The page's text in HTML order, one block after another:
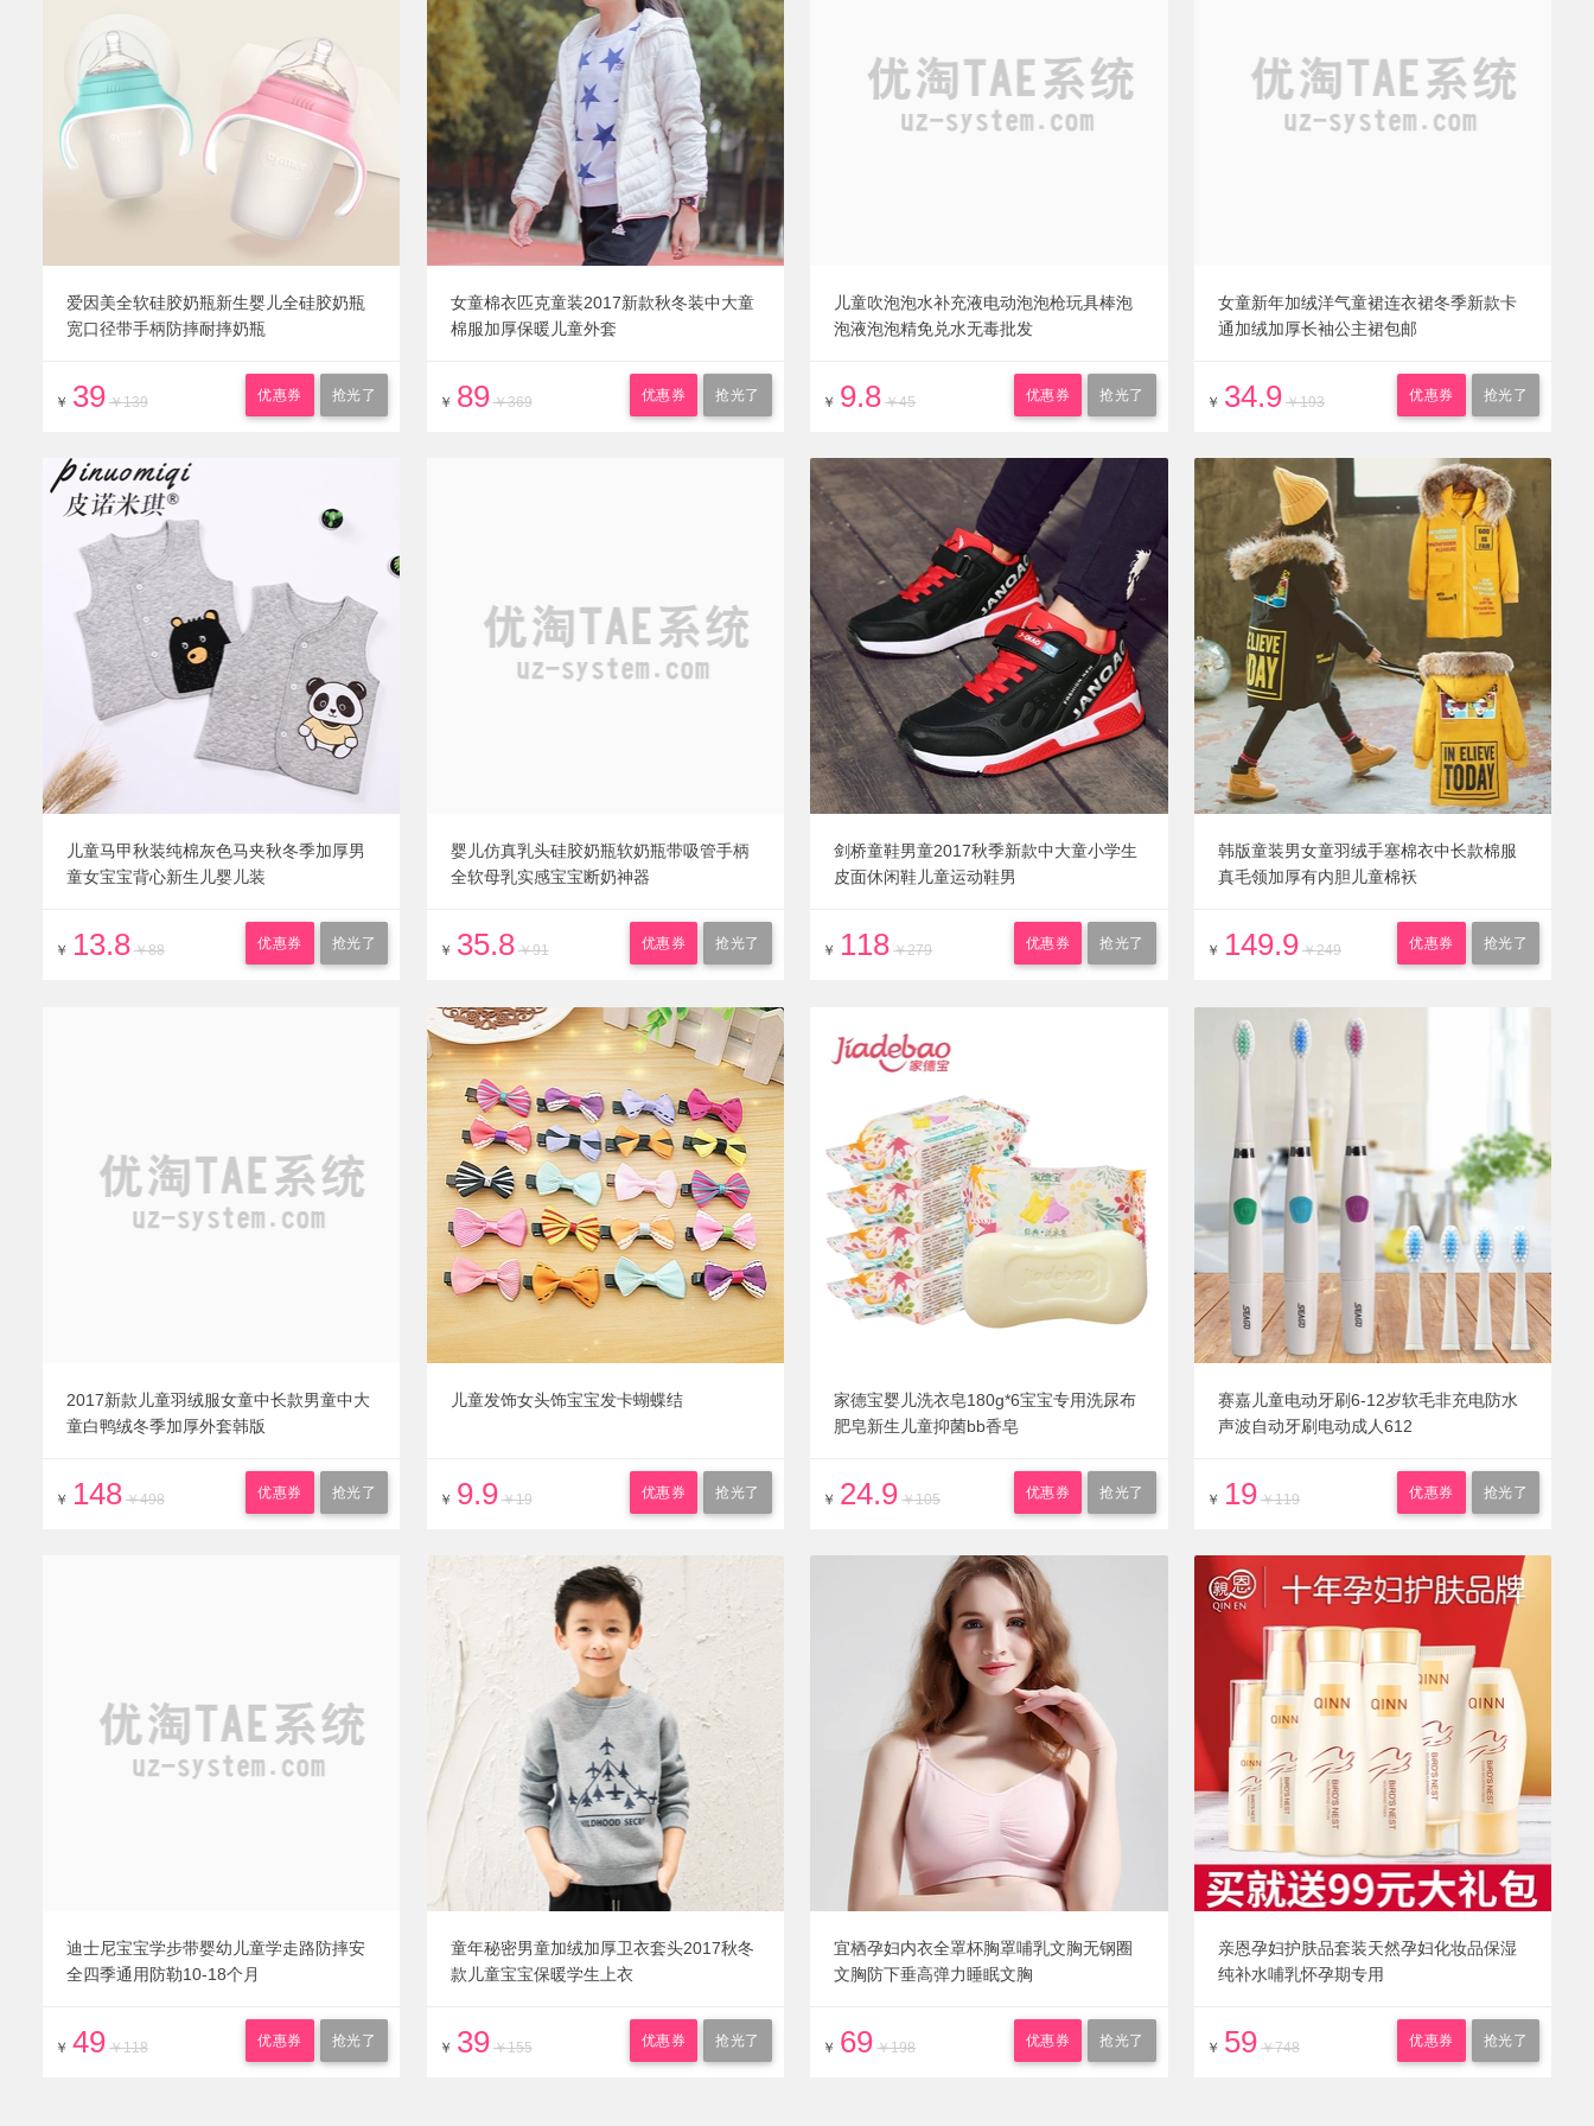
爱因美全软硅胶奶瓶新生婴儿全硅胶奶瓶
宽口径带手柄防摔耐摔奶瓶
抢光了
优惠券
￥ 39 ￥139
女童棉衣匹克童装2017新款秋冬装中大童
棉服加厚保暖儿童外套
抢光了
优惠券
￥ 89 ￥369
儿童吹泡泡水补充液电动泡泡枪玩具棒泡
泡液泡泡精免兑水无毒批发
抢光了
优惠券
￥ 9.8 ￥45
女童新年加绒洋气童裙连衣裙冬季新款卡
通加绒加厚长袖公主裙包邮
抢光了
优惠券
￥ 34.9 ￥193
儿童马甲秋装纯棉灰色马夹秋冬季加厚男
童女宝宝背心新生儿婴儿装
抢光了
优惠券
￥ 13.8 ￥88
婴儿仿真乳头硅胶奶瓶软奶瓶带吸管手柄
全软母乳实感宝宝断奶神器
抢光了
优惠券
￥ 35.8 ￥91
剑桥童鞋男童2017秋季新款中大童小学生
皮面休闲鞋儿童运动鞋男
抢光了
优惠券
￥ 118 ￥279
韩版童装男女童羽绒手塞棉衣中长款棉服
真毛领加厚有内胆儿童棉袄
抢光了
优惠券
￥ 149.9 ￥249
2017新款儿童羽绒服女童中长款男童中大
童白鸭绒冬季加厚外套韩版
抢光了
优惠券
￥ 148 ￥498
儿童发饰女头饰宝宝发卡蝴蝶结
抢光了
优惠券
￥ 9.9 ￥19
家德宝婴儿洗衣皂180g*6宝宝专用洗尿布
肥皂新生儿童抑菌bb香皂
抢光了
优惠券
￥ 24.9 ￥105
赛嘉儿童电动牙刷6-12岁软毛非充电防水
声波自动牙刷电动成人612
抢光了
优惠券
￥ 19 ￥119
迪士尼宝宝学步带婴幼儿童学走路防摔安
全四季通用防勒10-18个月
抢光了
优惠券
￥ 49 ￥118
童年秘密男童加绒加厚卫衣套头2017秋冬
款儿童宝宝保暖学生上衣
抢光了
优惠券
￥ 39 ￥155
宜栖孕妇内衣全罩杯胸罩哺乳文胸无钢圈
文胸防下垂高弹力睡眠文胸
抢光了
优惠券
￥ 69 ￥198
亲恩孕妇护肤品套装天然孕妇化妆品保湿
纯补水哺乳怀孕期专用
抢光了
优惠券
￥ 59 ￥748